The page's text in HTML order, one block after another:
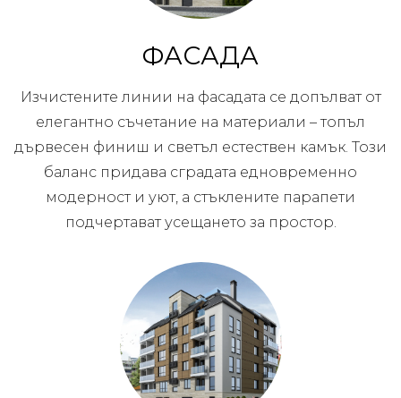
ФАСАДА
Изчистените линии на фасадата се допълват от
елегантно съчетание на материали – топъл
дървесен финиш и светъл естествен камък. Този
баланс придава сградата едновременно
модерност и уют, а стъклените парапети
подчертават усещането за простор.